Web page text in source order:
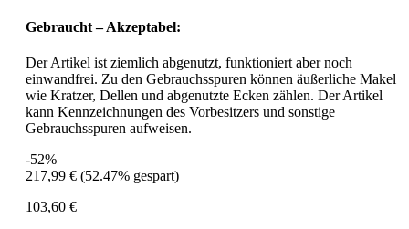
Gebraucht – Akzeptabel:
Der Artikel ist ziemlich abgenutzt, funktioniert aber noch
einwandfrei. Zu den Gebrauchsspuren können äußerliche Makel
wie Kratzer, Dellen und abgenutzte Ecken zählen. Der Artikel
kann Kennzeichnungen des Vorbesitzers und sonstige
Gebrauchsspuren aufweisen.
-52%
217,99 € (52.47% gespart)
103,60 €